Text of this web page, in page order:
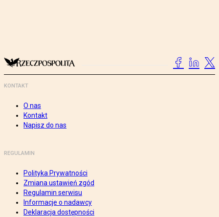
KONTAKT
O nas
Kontakt
Napisz do nas
REGULAMIN
Polityka Prywatności
Zmiana ustawień zgód
Regulamin serwisu
Informacje o nadawcy
Deklaracja dostępności